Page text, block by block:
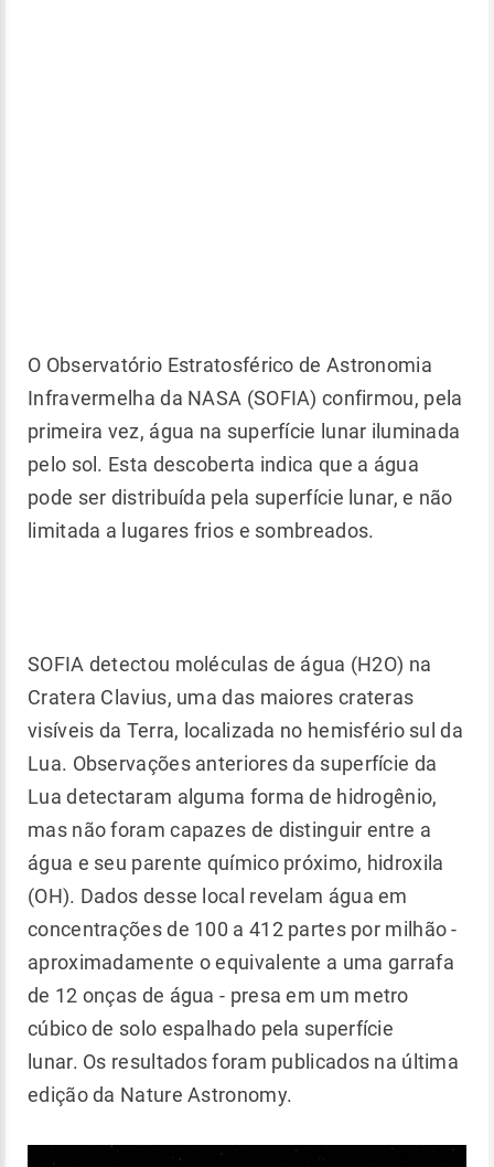
O Observatório Estratosférico de Astronomia
Infravermelha da NASA (SOFIA) confirmou, pela
primeira vez, água na superfície lunar iluminada
pelo sol. Esta descoberta indica que a água
pode ser distribuída pela superfície lunar, e não
limitada a lugares frios e sombreados.
SOFIA detectou moléculas de água (H2O) na
Cratera Clavius, uma das maiores crateras
visíveis da Terra, localizada no hemisfério sul da
Lua. Observações anteriores da superfície da
Lua detectaram alguma forma de hidrogênio,
mas não foram capazes de distinguir entre a
água e seu parente químico próximo, hidroxila
(OH). Dados desse local revelam água em
concentrações de 100 a 412 partes por milhão -
aproximadamente o equivalente a uma garrafa
de 12 onças de água - presa em um metro
cúbico de solo espalhado pela superfície
lunar. Os resultados foram publicados na última
edição da Nature Astronomy.